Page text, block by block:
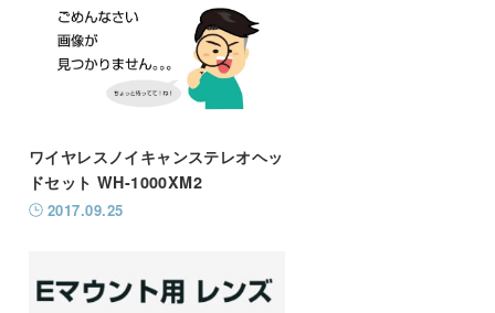
ワイヤレスノイキャンステレオヘッ
ドセット WH-1000XM2
2017.09.25